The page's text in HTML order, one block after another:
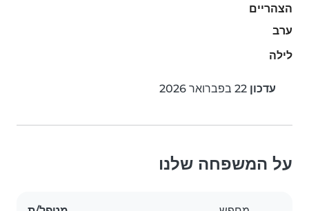
הצהריים
ערב
לילה
עדכון
על המשפחה שלנו